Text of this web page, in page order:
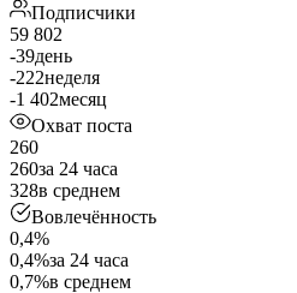
Подписчики
59 802
-39день
-222неделя
-1 402месяц
Охват поста
260
260за 24 часа
328в среднем
Вовлечённость
0,4%
0,4%за 24 часа
0,7%в среднем